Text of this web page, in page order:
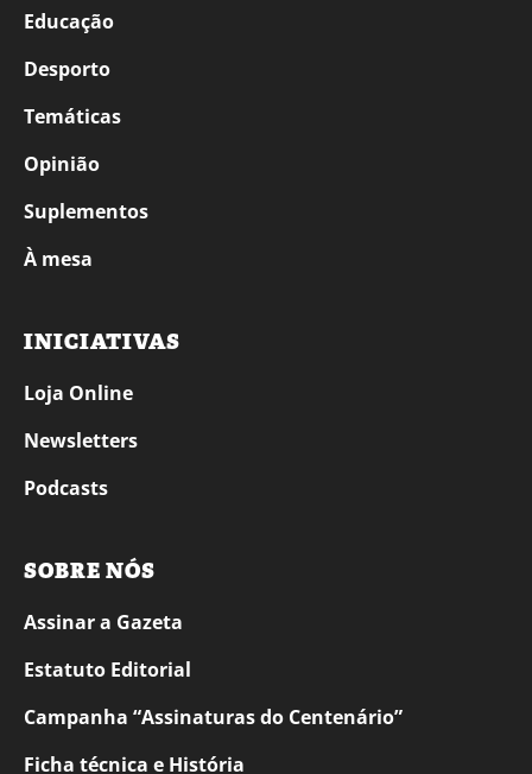
Educação
Desporto
Temáticas
Opinião
Suplementos
À mesa
INICIATIVAS
Loja Online
Newsletters
Podcasts
SOBRE NÓS
Assinar a Gazeta
Estatuto Editorial
Campanha “Assinaturas do Centenário”
Ficha técnica e História